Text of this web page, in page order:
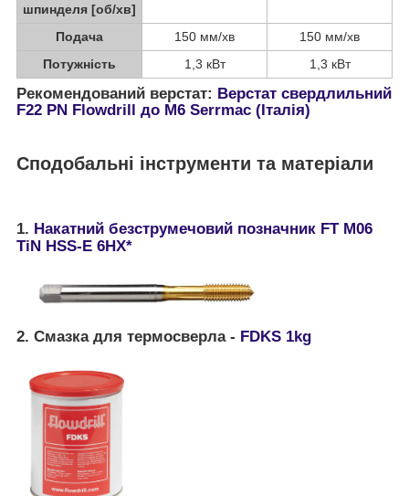
шпинделя [об/хв]
Подача 150 мм/хв
150 мм/хв
Потужність
1,3 кВт 1,3 кВт
Рекомендований верстат: Верстат свердлильний
F22 PN Flowdrill до М6 Serrmac (Італія)
Сподобальні інструменти та матеріали
1. Накатний безструмечовий позначник FT М06
TiN HSS-E 6HX*
2. Смазка для термосверла - FDKS 1kg